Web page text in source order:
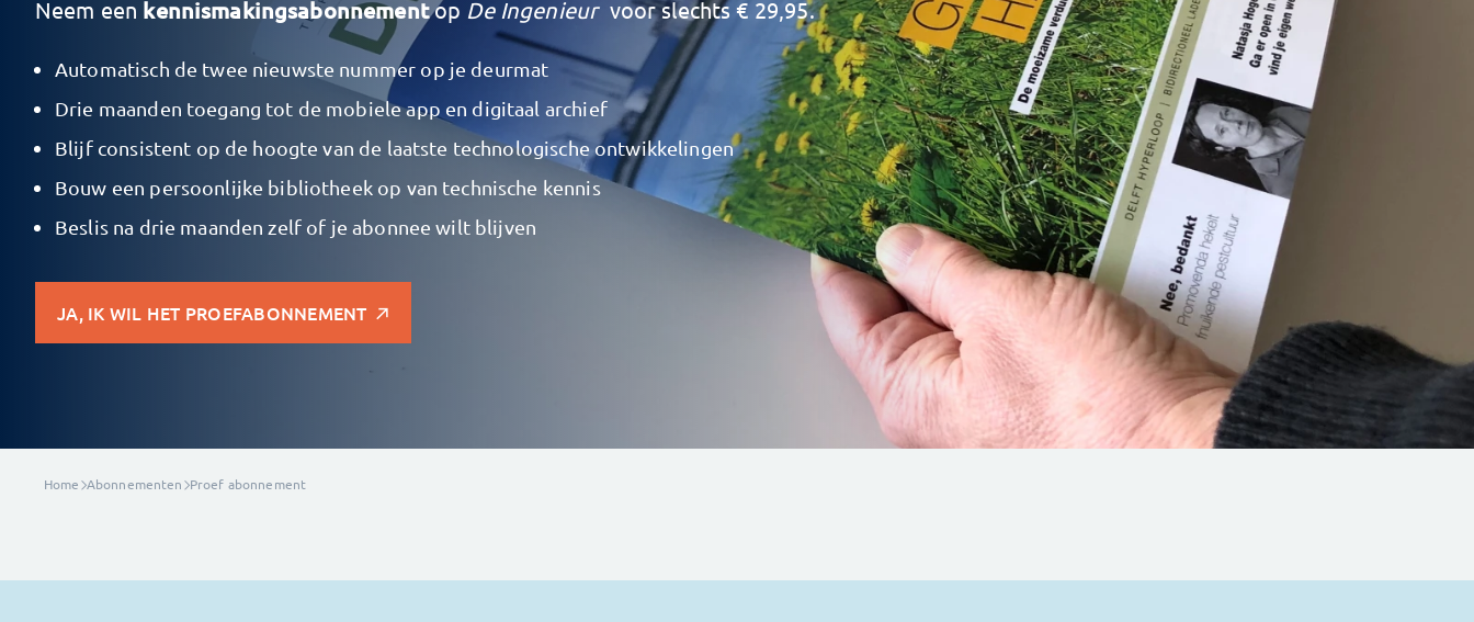
Home Abonnementen Proef abonnement
Neem een kennismakingsabonnementop De Ingenieurvoor slechts € 29,95.
Automatisch de twee nieuwste nummer op je deurmat
Drie maanden toegang tot de mobiele app en digitaal archief
Blijf consistent op de hoogte van de laatste technologische ontwikkelingen
Bouw een persoonlijke bibliotheek op van technische kennis
Beslis na drie maanden zelf of je abonnee wilt blijven
JA, IK WIL HET PROEFABONNEMENT